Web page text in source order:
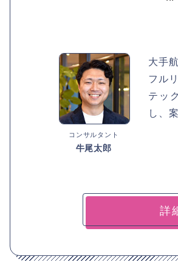
コンサルタント
牛尾太郎
大手
フル
テッ
し、
詳